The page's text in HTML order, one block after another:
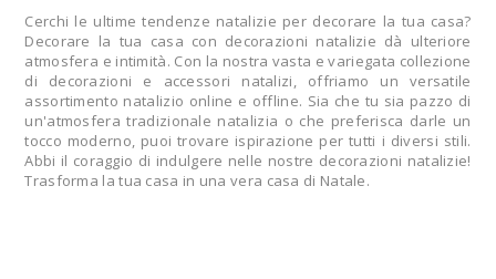
Cerchi le ultime tendenze natalizie per decorare la tua casa?
Decorare la tua casa con decorazioni natalizie dà ulteriore
atmosfera e intimità. Con la nostra vasta e variegata collezione
di decorazioni e accessori natalizi, offriamo un versatile
assortimento natalizio online e offline. Sia che tu sia pazzo di
un'atmosfera tradizionale natalizia o che preferisca darle un
tocco moderno, puoi trovare ispirazione per tutti i diversi stili.
Abbi il coraggio di indulgere nelle nostre decorazioni natalizie!
Trasforma la tua casa in una vera casa di Natale.